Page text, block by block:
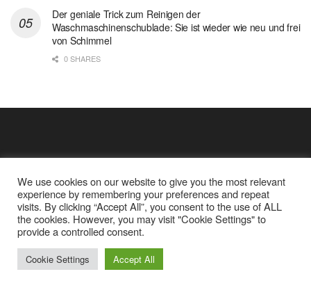
Der geniale Trick zum Reinigen der
Waschmaschinenschublade: Sie ist wieder wie neu und frei
von Schimmel
0 SHARES
Cookie Policy
Datenschutz
Google Analytics und Cookie Dateien
© 2025Einfache Rezept
We use cookies on our website to give you the most relevant
experience by remembering your preferences and repeat
visits. By clicking “Accept All”, you consent to the use of ALL
the cookies. However, you may visit "Cookie Settings" to
provide a controlled consent.
Cookie Settings Accept All